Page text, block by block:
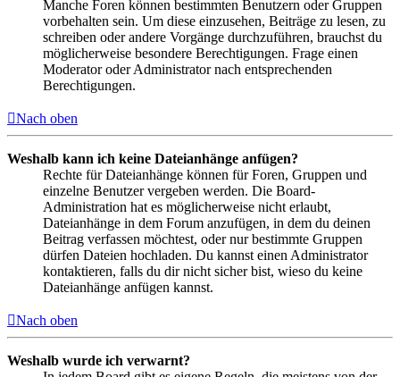
Manche Foren können bestimmten Benutzern oder Gruppen
vorbehalten sein. Um diese einzusehen, Beiträge zu lesen, zu
schreiben oder andere Vorgänge durchzuführen, brauchst du
möglicherweise besondere Berechtigungen. Frage einen
Moderator oder Administrator nach entsprechenden
Berechtigungen.
Nach oben
Weshalb kann ich keine Dateianhänge anfügen?
Rechte für Dateianhänge können für Foren, Gruppen und
einzelne Benutzer vergeben werden. Die Board-
Administration hat es möglicherweise nicht erlaubt,
Dateianhänge in dem Forum anzufügen, in dem du deinen
Beitrag verfassen möchtest, oder nur bestimmte Gruppen
dürfen Dateien hochladen. Du kannst einen Administrator
kontaktieren, falls du dir nicht sicher bist, wieso du keine
Dateianhänge anfügen kannst.
Nach oben
Weshalb wurde ich verwarnt?